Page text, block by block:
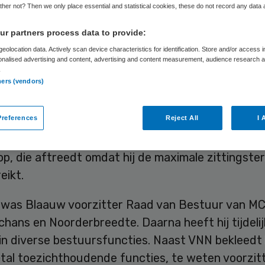
is per 1 oktober 2019 voorzitter van de
die aftreedt omdat hij de maximale
Blaauw voorzitter Raad van Bestuur van
en Noorderbreedte. Daarna heeft hij
diverse bestuursfuncties. Naast VNN bekleedt
toezichthoudende functies, te weten
not? Then we only place essential and statistical cookies, these do not record any data
partners process data to provide:
data. Actively scan device characteristics for identification. Store and/or access
advertising and content, advertising and content measurement, audience research
(vendors)
Reject All I